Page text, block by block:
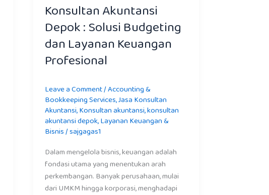
Konsultan Akuntansi
Depok : Solusi Budgeting
dan Layanan Keuangan
Profesional
Leave a Comment/Accounting &
Bookkeeping Services,Jasa Konsultan
Akuntansi,Konsultan akuntansi,konsultan
akuntansi depok,Layanan Keuangan &
Bisnis/sajgagas1
Dalam mengelola bisnis, keuangan adalah
fondasi utama yang menentukan arah
perkembangan. Banyak perusahaan, mulai
dari UMKM hingga korporasi, menghadapi